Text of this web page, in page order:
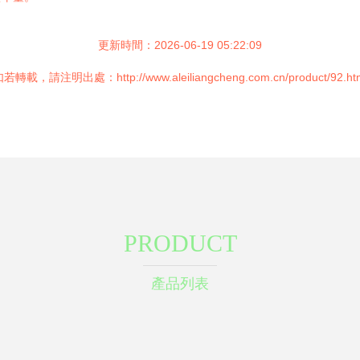
更新時間：2026-06-19 05:22:09
若轉載，請注明出處：http://www.aleiliangcheng.com.cn/product/
PRODUCT
產品列表